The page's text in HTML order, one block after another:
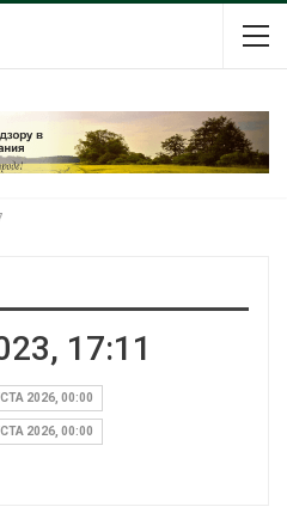
17:11
2026, 00:00
2026, 00:00